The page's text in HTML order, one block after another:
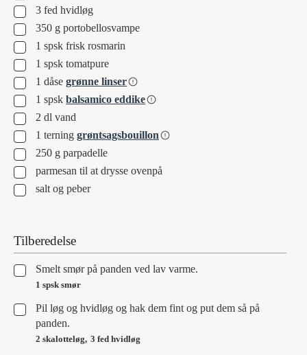
▢
3 fed hvidløg
▢
350 g portobellosvampe
▢1 spsk frisk rosmarin
▢1 spsk tomatpure
▢1 dåse grønne linser
▢1 spsk balsamico eddike
▢
2 dl vand
▢1 terning grøntsagsbouillon
▢
250 g parpadelle
▢
parmesan til at drysse ovenpå
▢
salt og peber
Tilberedelse
▢
Smelt smør på panden ved lav varme.
1 spsk smør
▢
Pil løg og hvidløg og hak dem fint og put dem så på
panden.
2 skalotteløg, 3 fed hvidløg